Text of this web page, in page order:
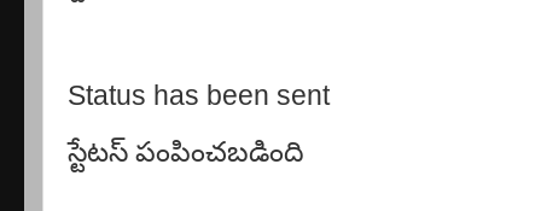
Status has been sent
స్టేటస్ పంపించబడింది